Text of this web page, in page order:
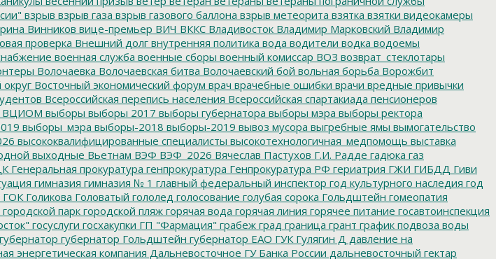
взрыв взрыв газа взрыв газового баллона взрыв метеорита взятка взятки видеокамеры
Винников вице-премьер ВИЧ ВККС Владивосток Владимир Марковский Владимир
проверка Внешний долг внутренняя политика вода водители водка водоемы
военная служба военные сборы военный комиссар ВОЗ возврат_стеклотары
Волочаевка Волочаевская битва Волочаевский бой вольная борьба Ворожбит
Восточный экономический форум врач врачебные ошибки врачи вредные привычки
Всероссийская перепись населения Всероссийская спартакиада пенсионеров
ВЦИОМ выборы выборы 2017 выборы губернатора выборы мэра выборы ректора
выборы_мэра выборы-2018 выборы-2019 вывоз мусора выгребные ямы вымогательство
высококвалифицированные специалисты высокотехнологичная_медпомощь выставка
выходные Вьетнам ВЭФ ВЭФ_2026 Вячеслав Пастухов Г.И. Радде гадюка газ
Генеральная прокуратура генпрокуратура Генпрокуратура РФ гериатрия ГЖИ ГИБДД Гиви
гимназия гимназия № 1 главный федеральный инспектор год культурного наследия год
ГОК Голикова Головатый гололед голосование голубая сорока Гольдштейн гомеопатия
городской парк городской пляж горячая вода горячая линия горячее питание госавтоинспекция
госуслуги госхакупки ГП "Фармация" грабеж град граница грант график подвоза воды
губернатор губернатор Гольдштейн губернатор ЕАО ГУК Гулягин Д давление на
энергетическая компания Дальневосточное ГУ Банка России дальневосточный гектар